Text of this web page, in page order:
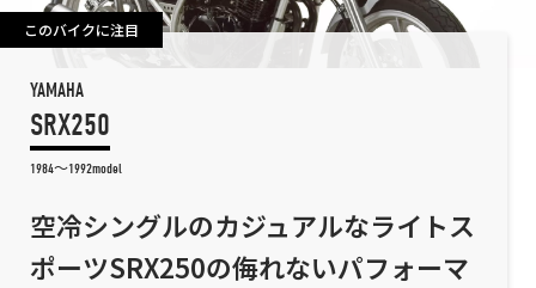
このバイクに注目
YAMAHA
SRX250
1984～1992model
空冷シングルのカジュアルなライトス
ポーツSRX250の侮れないパフォーマ